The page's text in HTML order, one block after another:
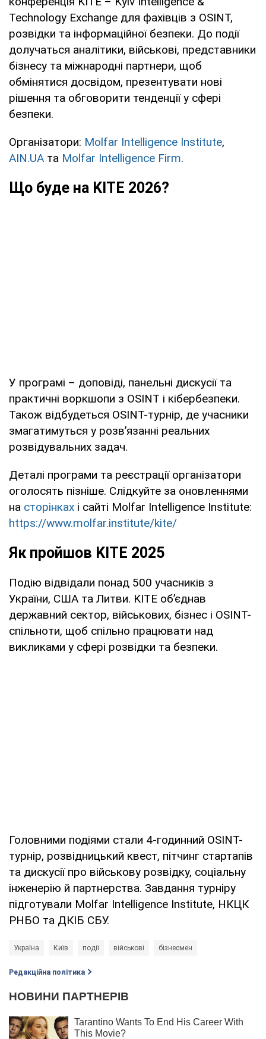
Technology Exchange для фахівців з OSINT,
розвідки та інформаційної безпеки. До події
долучаться аналітики, військові, представники
бізнесу та міжнародні партнери, щоб
обмінятися досвідом, презентувати нові
рішення та обговорити тенденції у сфері
безпеки.
Організатори: Molfar Intelligence Institute,
AIN.UA та Molfar Intelligence Firm.
Що буде на KITE 2026?
У програмі – доповіді, панельні дискусії та
практичні воркшопи з OSINT і кібербезпеки.
Також відбудеться OSINT-турнір, де учасники
змагатимуться у розвʼязанні реальних
розвідувальних задач.
Деталі програми та реєстрації організатори
оголосять пізніше. Слідкуйте за оновленнями
на сторінках і сайті Molfar Intelligence Institute:
https://www.molfar.institute/kite/
Як пройшов KITE 2025
Подію відвідали понад 500 учасників з
України, США та Литви. KITE об’єднав
державний сектор, військових, бізнес і OSINT-
спільноти, щоб спільно працювати над
викликами у сфері розвідки та безпеки.
Головними подіями стали 4-годинний OSINT-
турнір, розвідницький квест, пітчинг стартапів
та дискусії про військову розвідку, соціальну
інженерію й партнерства. Завдання турніру
підготували Molfar Intelligence Institute, НКЦК
РНБО та ДКІБ СБУ.
Україна Київ події військові бізнесмен
Редакційна політика